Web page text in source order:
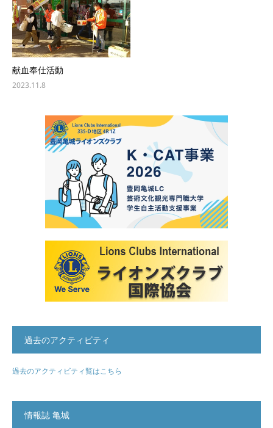
献血奉仕活動
2023.11.8
過去のアクティビティ
過去のアクティビティ覧はこちら
情報誌 亀城